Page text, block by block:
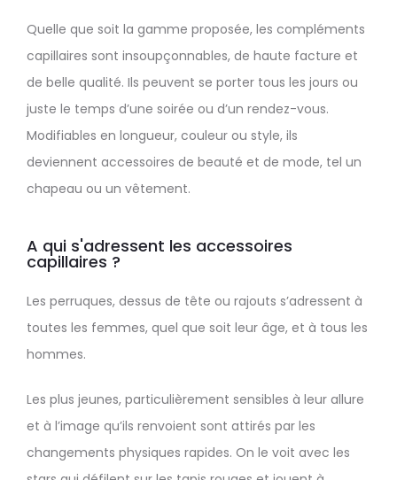
Quelle que soit la gamme proposée, les compléments
capillaires sont insoupçonnables, de haute facture et
de belle qualité. Ils peuvent se porter tous les jours ou
juste le temps d’une soirée ou d’un rendez-vous.
Modifiables en longueur, couleur ou style, ils
deviennent accessoires de beauté et de mode, tel un
chapeau ou un vêtement.
A qui s'adressent les accessoires
capillaires ?
Les perruques, dessus de tête ou rajouts s’adressent à
toutes les femmes, quel que soit leur âge, et à tous les
hommes.
Les plus jeunes, particulièrement sensibles à leur allure
et à l’image qu’ils renvoient sont attirés par les
changements physiques rapides. On le voit avec les